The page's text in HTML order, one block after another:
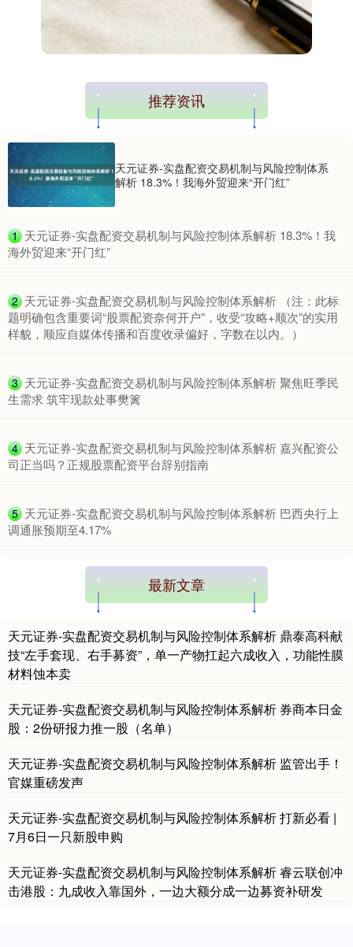
推荐资讯
天元证券-实盘配资交易机制与风险控制体系
解析 18.3%！我海外贸迎来“开门红”
1 ​天元证券-实盘配资交易机制与风险控制体系解析 18.3%！我
海外贸迎来“开门红”
2 ​天元证券-实盘配资交易机制与风险控制体系解析 （注：此标
题明确包含重要词“股票配资奈何开户”，收受“攻略+顺次”的实用
样貌，顺应自媒体传播和百度收录偏好，字数在以内。）
3 ​天元证券-实盘配资交易机制与风险控制体系解析 聚焦旺季民
生需求 筑牢现款处事樊篱
4 ​天元证券-实盘配资交易机制与风险控制体系解析 嘉兴配资公
司正当吗？正规股票配资平台辞别指南
5 ​天元证券-实盘配资交易机制与风险控制体系解析 巴西央行上
调通胀预期至4.17%
最新文章
天元证券-实盘配资交易机制与风险控制体系解析 鼎泰高科献
技“左手套现、右手募资”，单一产物扛起六成收入，功能性膜
材料蚀本卖
天元证券-实盘配资交易机制与风险控制体系解析 券商本日金
股：2份研报力推一股（名单）
天元证券-实盘配资交易机制与风险控制体系解析 监管出手！
官媒重磅发声
天元证券-实盘配资交易机制与风险控制体系解析 打新必看 |
7月6日一只新股申购
天元证券-实盘配资交易机制与风险控制体系解析 睿云联创冲
击港股：九成收入靠国外，一边大额分成一边募资补研发